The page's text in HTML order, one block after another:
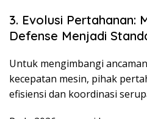
3. Evolusi Pertahanan:
Defense Menjadi
Untuk mengimbangi
kecepatan mesin, pihak
efisiensi dan koordinasi